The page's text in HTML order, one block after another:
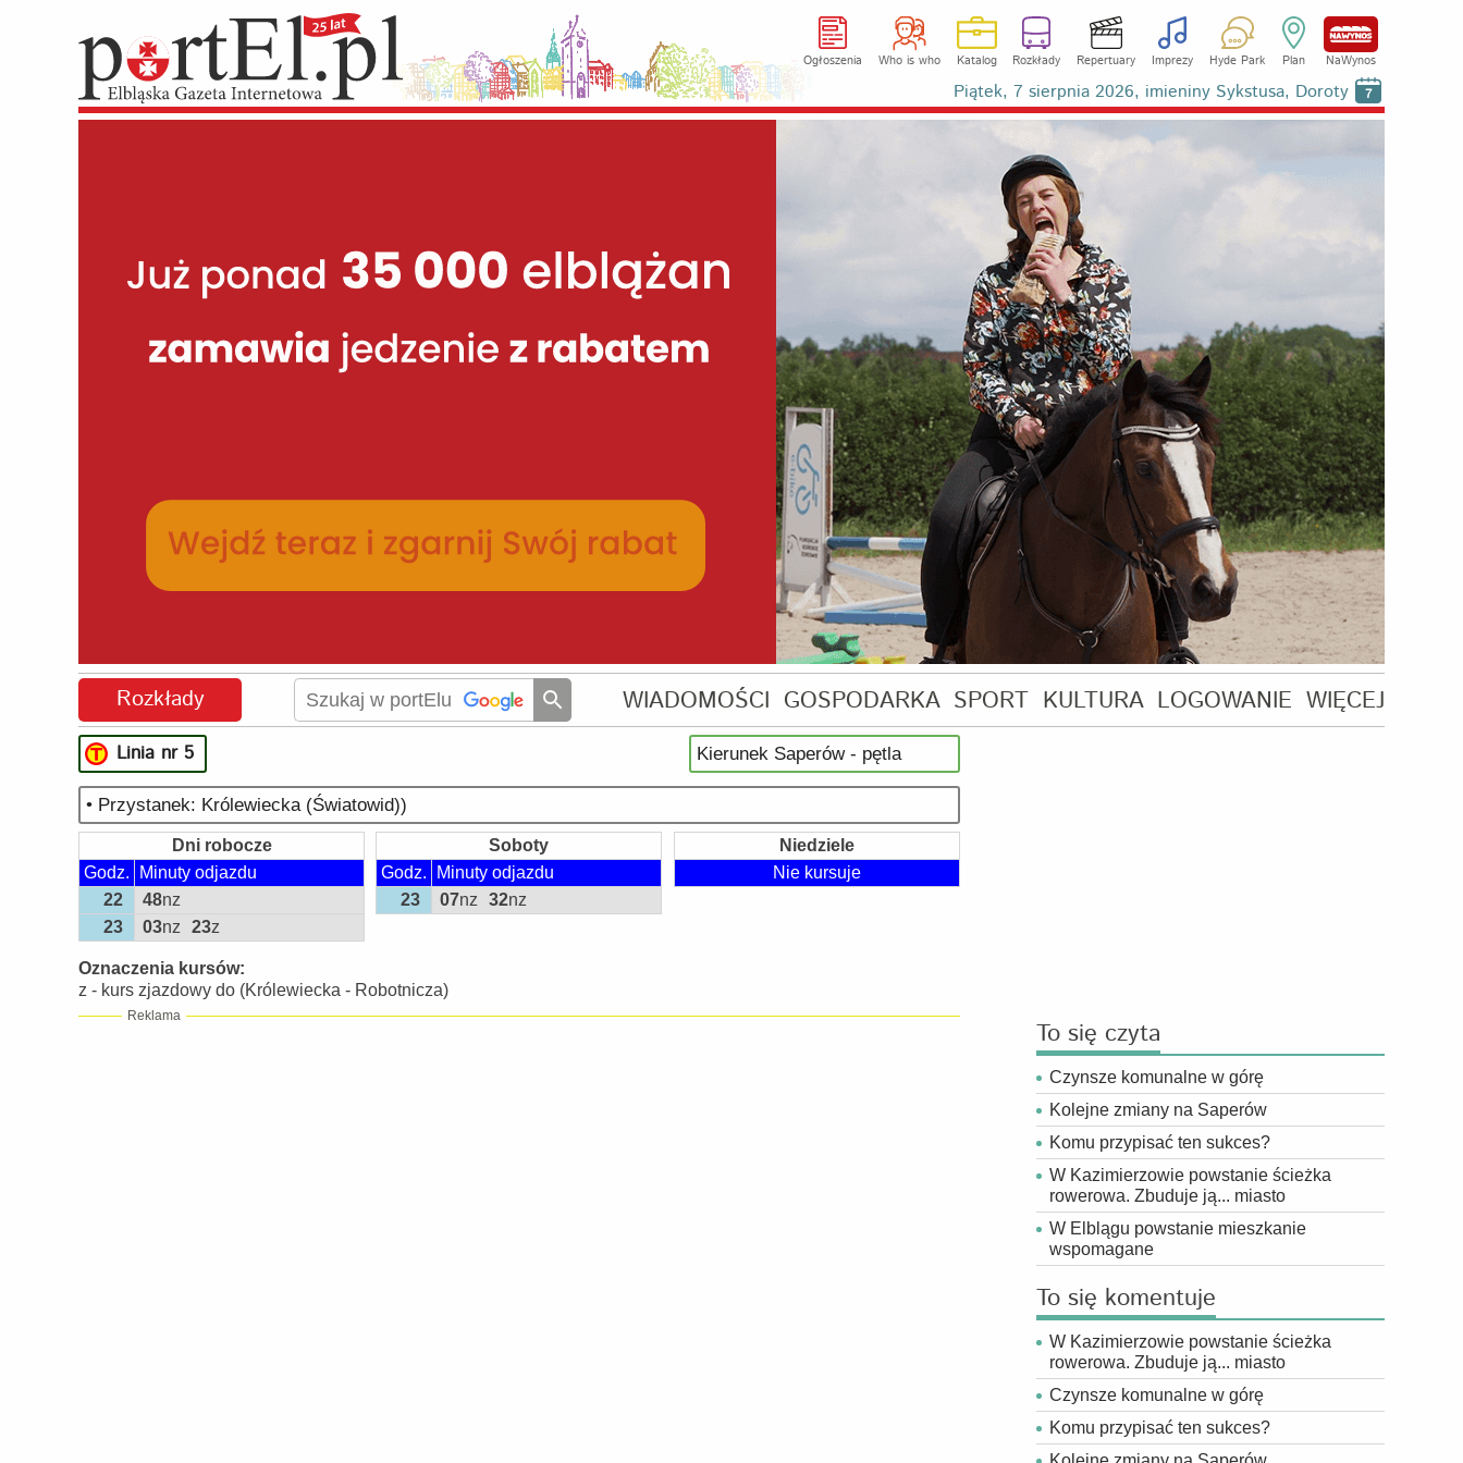
Ogłoszenia Who is who Katalog Rozkłady Repertuary Imprezy Hyde Park Plan NaWynos
Piątek, 7 sierpnia 2026, imieniny Sykstusa, Doroty 7
Rozkłady WIADOMOŚCI GOSPODARKA SPORT KULTURA LOGOWANIE WIĘCEJ
Linia nr 5 Kierunek Saperów - pętla
• Przystanek: Królewiecka (Światowid))
Dni robocze
Godz.
Minuty odjazdu
22
48nz
23
03nz 23z
Soboty
Godz.
Minuty odjazdu
23
07nz 32nz
Niedziele
Nie kursuje
Oznaczenia kursów:
z - kurs zjazdowy do (Królewiecka - Robotnicza)
Reklama
To się czyta
Czynsze komunalne w górę
Kolejne zmiany na Saperów
Komu przypisać ten sukces?
W Kazimierzowie powstanie ścieżka
rowerowa. Zbuduje ją... miasto
W Elblągu powstanie mieszkanie
wspomagane
To się komentuje
W Kazimierzowie powstanie ścieżka
rowerowa. Zbuduje ją... miasto
Czynsze komunalne w górę
Komu przypisać ten sukces?